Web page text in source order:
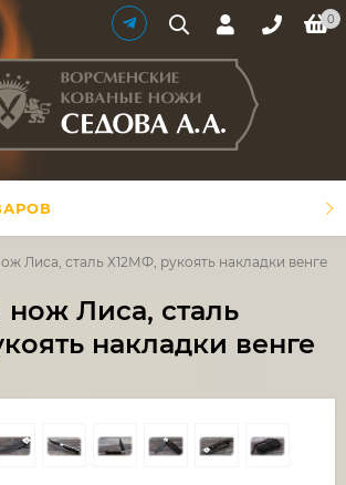
0
Лиса, сталь Х12МФ, рукоять накладки венге
Лиса, сталь
накладки венге